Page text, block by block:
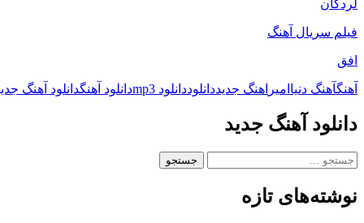
لردگان
فیلم سریال آهنگ
افق
آهنگآهنگ دنیا امیر اهنگ جدیددانلوددانلود mp3 دانلود آهنگدانلود آهنگ
دانلود آهنگ جدید
جستجو
نوشته‌های تازه